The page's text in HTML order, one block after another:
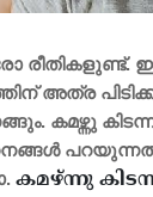
അത്ര
കമഴ്ന്നു
പറയുന്നത്.
കമഴ്ന്നു